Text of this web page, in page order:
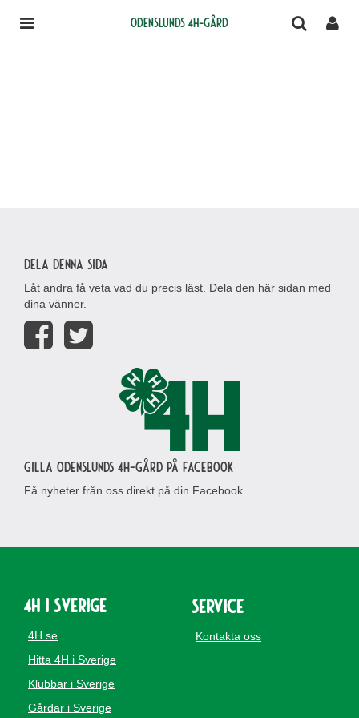
Odenslunds 4H-gård
Dela denna sida
Låt andra få veta vad du precis läst. Dela den här sidan med
dina vänner.
Gilla Odenslunds 4H-gård på Facebook
Få nyheter från oss direkt på din Facebook.
4H i Sverige
4H.se
Hitta 4H i Sverige
Klubbar i Sverige
Gårdar i Sverige
Service
Kontakta oss